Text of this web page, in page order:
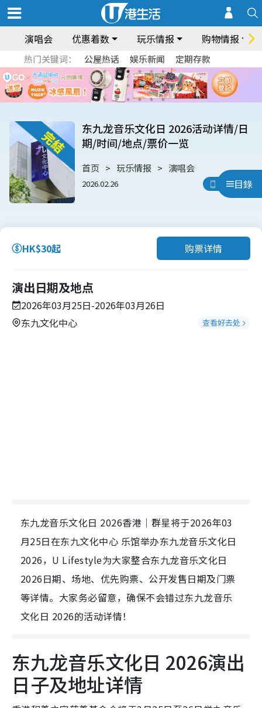
演唱会 优惠着数 玩乐情报 购物情报
热门关键词： 公屋热话 娱乐新闻 定期存款
目錄
东九龙音乐文化日 2026活动详情/日
期/时间/地点/票价一览
首页 玩乐情报 演唱会
2026.02.26 用App睇
HK$30起 购票详情
演出日期及地点
2026年03月25日-2026年03月26日
东九文化中心
查看好去处
东九龙音乐文化日 2026香港｜群星将于2026年03
月25日在东九文化中心 乐馆举办东九龙音乐文化日
2026，U Lifestyle为大家整合东九龙音乐文化日
2026日期、场地、优先购票、公开发售日期及门票
等详情。大家务必留意，确保不会错过东九龙音乐
文化日 2026的活动详情！
东九龙音乐文化日 2026演出
日子及地址详情